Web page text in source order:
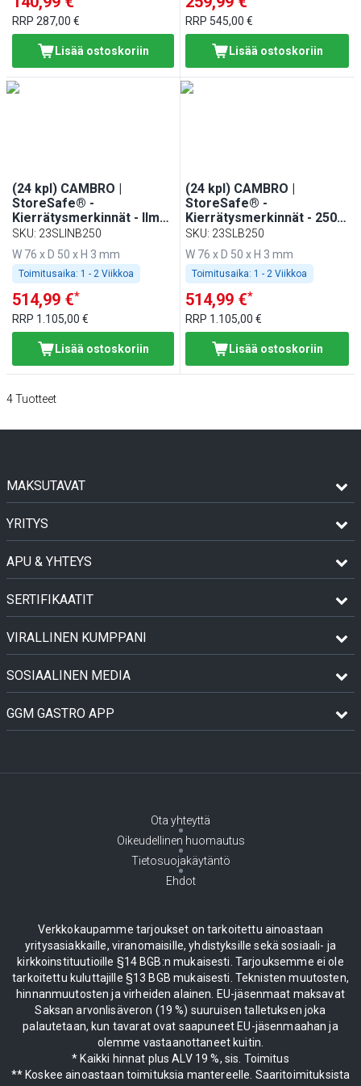
RRP 287,00 €
Lisää ostoskoriin
RRP 545,00 €
Lisää ostoskoriin
(24 kpl) CAMBRO |
StoreSafe® -
Kierrätysmerkinnät - Ilman
kirjoitusta - 250
merkintää/rulla
SKU: 23SLINB250
W 76 x D 50 x H 3 mm
Toimitusaika: 1 - 2 Viikkoa
514,99 €*
RRP 1.105,00 €
Lisää ostoskoriin
(24 kpl) CAMBRO |
StoreSafe® -
Kierrätysmerkinnät - 250
merkintää/rulla
SKU: 23SLB250
W 76 x D 50 x H 3 mm
Toimitusaika: 1 - 2 Viikkoa
514,99 €*
RRP 1.105,00 €
Lisää ostoskoriin
4Tuotteet
MAKSUTAVAT
YRITYS
APU & YHTEYS
SERTIFIKAATIT
VIRALLINEN KUMPPANI
SOSIAALINEN MEDIA
GGM GASTRO APP
Ota yhteyttä
Oikeudellinen huomautus
Tietosuojakäytäntö
Ehdot
Verkkokaupamme tarjoukset on tarkoitettu ainoastaan
yritysasiakkaille, viranomaisille, yhdistyksille sekä sosiaali- ja
kirkkoinstituutioille §14 BGB:n mukaisesti. Tarjouksemme ei ole
tarkoitettu kuluttajille §13 BGB mukaisesti. Teknisten muutosten,
hinnanmuutosten ja virheiden alainen. EU-jäsenmaat maksavat
Saksan arvonlisäveron (19 %) suuruisen talletuksen joka
palautetaan, kun tavarat ovat saapuneet EU-jäsenmaahan ja
olemme vastaanottaneet kuitin.
* Kaikki hinnat plus ALV 19 %, sis. Toimitus
** Koskee ainoastaan toimituksia mantereelle. Saaritoimituksista